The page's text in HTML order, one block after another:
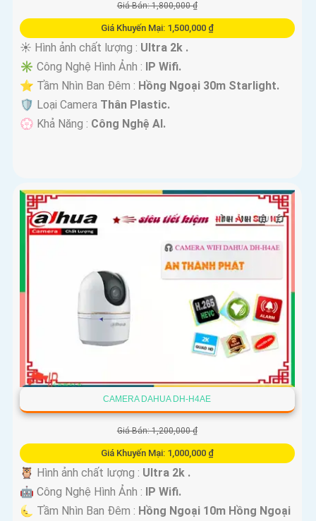
Giá Bán: 1,800,000 ₫
Giá Khuyến Mại: 1,500,000 ₫
☀️ Hình ảnh chất lượng : Ultra 2k .
✳️ Công Nghệ Hình Ảnh :
IP Wifi.
⭐ Tầm Nhìn Ban Đêm : Hồng Ngoại 30m Starlight.
🛡 Loại Camera Thân Plastic.
️💮 Khả Năng : Công Nghệ AI.
CAMERA DAHUA DH-H4AE
Giá Bán: 1,200,000 ₫
Giá Khuyến Mại: 1,000,000 ₫
🦉 Hình ảnh chất lượng : Ultra 2k .
🤖️ Công Nghệ Hình Ảnh :
IP Wifi.
🌜 Tầm Nhìn Ban Đêm : Hồng Ngoại 10m Hồng Ngoại